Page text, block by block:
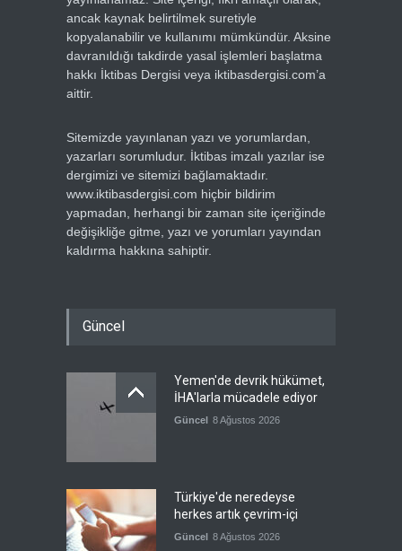
ancak kaynak belirtilmek suretiyle
kopyalanabilir ve kullanımı mümkündür. Aksine
davranıldığı takdirde yasal işlemleri başlatma
hakkı İktibas Dergisi veya iktibasdergisi.com’a
aittir.
Sitemizde yayınlanan yazı ve yorumlardan,
yazarları sorumludur. İktibas imzalı yazılar ise
dergimizi ve sitemizi bağlamaktadır.
www.iktibasdergisi.com hiçbir bildirim
yapmadan, herhangi bir zaman site içeriğinde
değişikliğe gitme, yazı ve yorumları yayından
kaldırma hakkına sahiptir.
Güncel
Yemen'de devrik hükümet,
İHA'larla mücadele ediyor
Güncel 8 Ağustos 2026
Türkiye'de neredeyse
herkes artık çevrim-içi
Güncel 8 Ağustos 2026